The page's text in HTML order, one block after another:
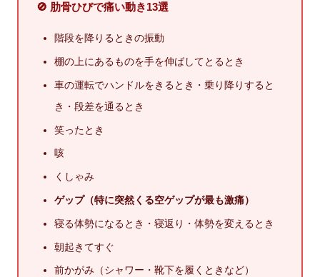
🚫 肋骨ひびで痛い動き13選
階段を降りるときの振動
棚の上にあるものを手を伸ばしてとるとき
車の運転でハンドルをきるとき・乗り降りすると
き・段差を通るとき
笑ったとき
咳
くしゃみ
ゲップ（特に突然くる空ゲップが最も激痛）
寝る体勢になるとき・寝返り・体勢を変えるとき
朝起きてすぐ
前かがみ（シャワー・靴下を履くときなど）